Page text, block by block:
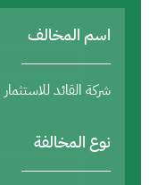
اسم المخالف
شركة القائد
نوع المخالفة